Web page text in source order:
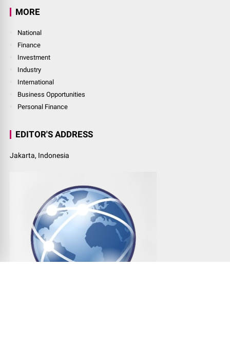
MORE
National
Finance
Investment
Industry
International
Business Opportunities
Personal Finance
EDITOR'S ADDRESS
Jakarta, Indonesia